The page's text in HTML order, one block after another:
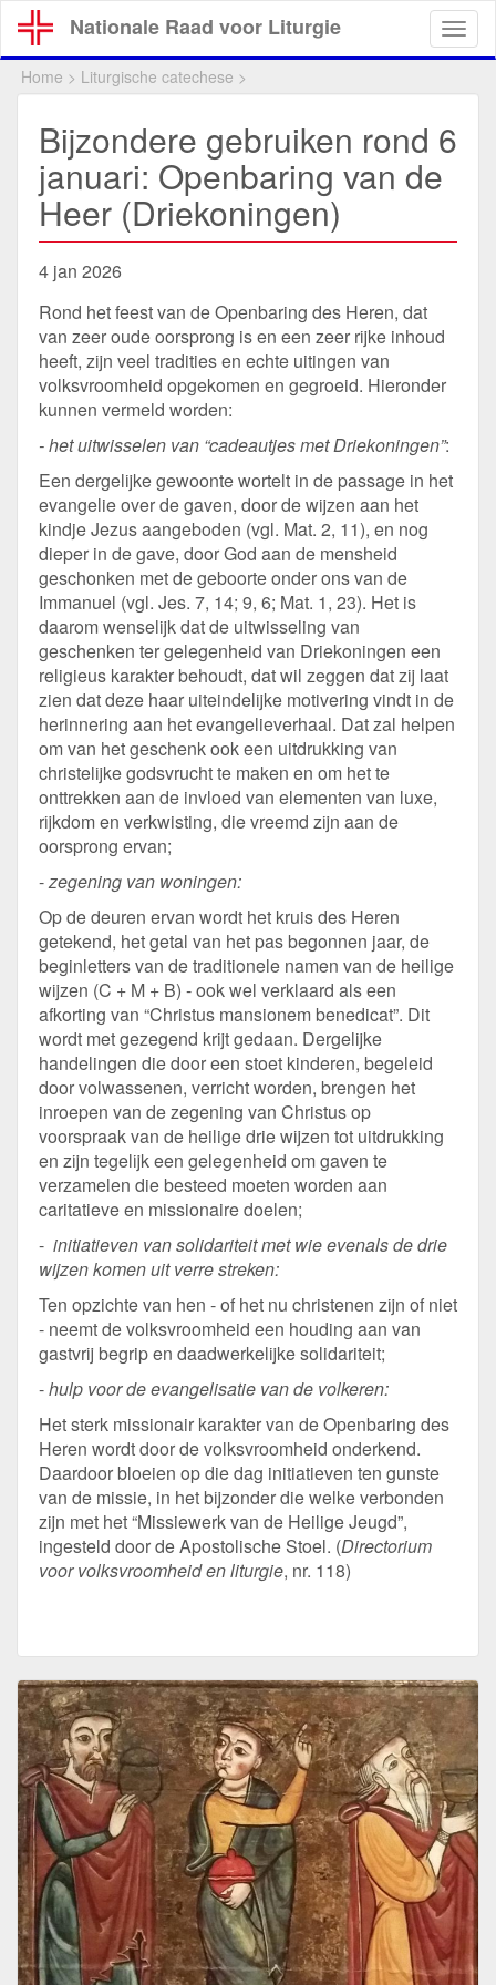
Overslaan
en
naar
Nationale Raad voor Liturgie
Home > Liturgische catechese >
Bijzondere gebruiken rond 6
januari: Openbaring van de
Heer (Driekoningen)
4 jan 2026
Rond het feest van de Openbaring des Heren, dat
van zeer oude oorsprong is en een zeer rijke inhoud
heeft, zijn veel tradities en echte uitingen van
volksvroomheid opgekomen en gegroeid. Hieronder
kunnen vermeld worden:
- het uitwisselen van “cadeautjes met Driekoningen”:
Een dergelijke gewoonte wortelt in de passage in het
evangelie over de gaven, door de wijzen aan het
kindje Jezus aangeboden (vgl. Mat. 2, 11), en nog
dieper in de gave, door God aan de mensheid
geschonken met de geboorte onder ons van de
Immanuel (vgl. Jes. 7, 14; 9, 6; Mat. 1, 23). Het is
daarom wenselijk dat de uitwisseling van
geschenken ter gelegenheid van Driekoningen een
religieus karakter behoudt, dat wil zeggen dat zij laat
zien dat deze haar uiteindelijke motivering vindt in de
herinnering aan het evangelieverhaal. Dat zal helpen
om van het geschenk ook een uitdrukking van
christelijke godsvrucht te maken en om het te
onttrekken aan de invloed van elementen van luxe,
rijkdom en verkwisting, die vreemd zijn aan de
oorsprong ervan;
-zegening van woningen:
Op de deuren ervan wordt het kruis des Heren
getekend, het getal van het pas begonnen jaar, de
beginletters van de traditionele namen van de heilige
wijzen (C + M + B) - ook wel verklaard als een
afkorting van “Christus mansionem benedicat”. Dit
wordt met gezegend krijt gedaan. Dergelijke
handelingen die door een stoet kinderen, begeleid
door volwassenen, verricht worden, brengen het
inroepen van de zegening van Christus op
voorspraak van de heilige drie wijzen tot uitdrukking
en zijn tegelijk een gelegenheid om gaven te
verzamelen die besteed moeten worden aan
caritatieve en missionaire doelen;
- initiatieven van solidariteit met wie evenals de drie
wijzen komen uit verre streken:
Ten opzichte van hen - of het nu christenen zijn of niet
- neemt de volksvroomheid een houding aan van
gastvrij begrip en daadwerkelijke solidariteit;
-hulp voor de evangelisatie van de volkeren:
Het sterk missionair karakter van de Openbaring des
Heren wordt door de volksvroomheid onderkend.
Daardoor bloeien op die dag initiatieven ten gunste
van de missie, in het bijzonder die welke verbonden
zijn met het “Missiewerk van de Heilige Jeugd”,
ingesteld door de Apostolische Stoel. (Directorium
voor volksvroomheid en liturgie, nr. 118)